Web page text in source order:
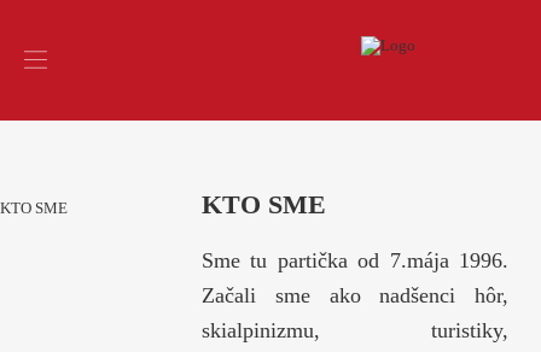
KTO SME KTO SME
Sme tu partička od 7.mája 1996.
Začali sme ako nadšenci hôr,
skialpinizmu, turistiky,